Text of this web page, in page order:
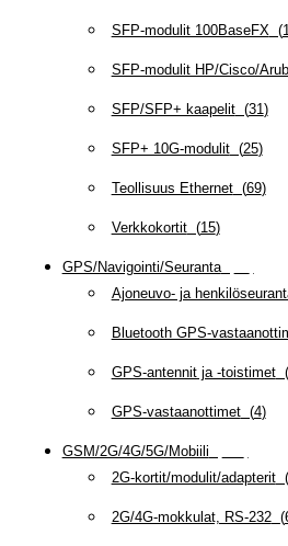
SFP-modulit 100BaseFX (
SFP-modulit HP/Cisco/
SFP/SFP+ kaapelit(31 )
SFP+ 10G-modulit(25)
Teollisuus Ethernet(69)
Verkkokortit(15)
GPS/Navigointi/Seuranta(
Ajoneuvo- ja
Bluetooth GPS-
GPS-antennit ja -toistimet(
GPS-vastaanottimet(4)
GSM/2G/4G/5G/Mobiili
2G-kortit/modulit/adapterit(
2G/4G-mokkulat, RS-232(